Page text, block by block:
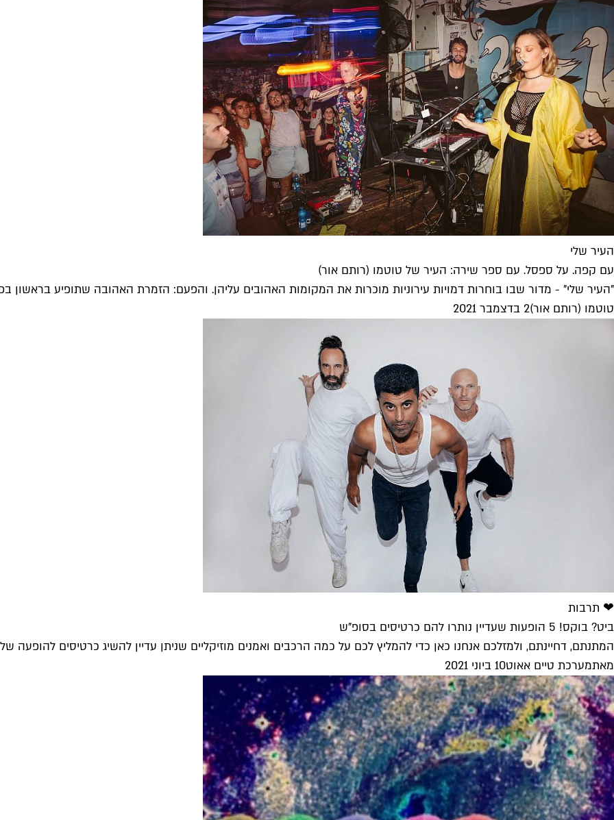
העיר שלי
עם קפה. על ספסל. עם ספר שירה: העיר של טוטמו (רותם אור)
"העיר שלי" - מדור שבו בוחרות דמויות עירוניות מוכרות את המקומות האהובים עליהן. והפעם: הזמרת האהובה שתופיע בראשון
טוטמו (רותם אור)2 בדצמבר 2021
❤ תרבות
ביט? בוקס! 5 הופעות שעדיין נותרו להם כרטיסים בסופ"ש
המתנתם, דחיינתם, ולמזלכם אנחנו כאן כדי להמליץ לכם על כמה הרכבים ואמנים מוזיקליים שניתן עדיין להשיג כרטיסים להופעה
מאתמערכת טיים אאוט10 ביוני 2021